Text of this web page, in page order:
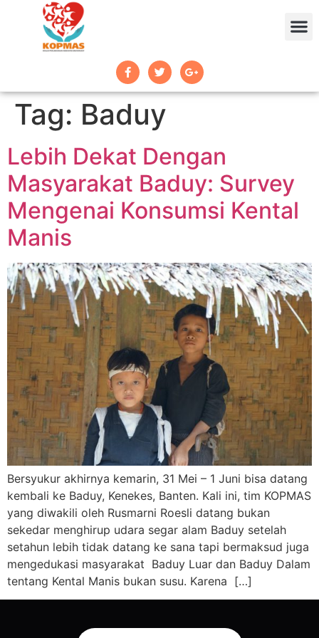
Tag: Baduy
Lebih Dekat Dengan
Masyarakat Baduy: Survey
Mengenai Konsumsi Kental
Manis
Bersyukur akhirnya kemarin, 31 Mei – 1 Juni bisa datang
kembali ke Baduy, Kenekes, Banten. Kali ini, tim KOPMAS
yang diwakili oleh Rusmarni Roesli datang bukan
sekedar menghirup udara segar alam Baduy setelah
setahun lebih tidak datang ke sana tapi bermaksud juga
mengedukasi masyarakat Baduy Luar dan Baduy Dalam
tentang Kental Manis bukan susu. Karena […]